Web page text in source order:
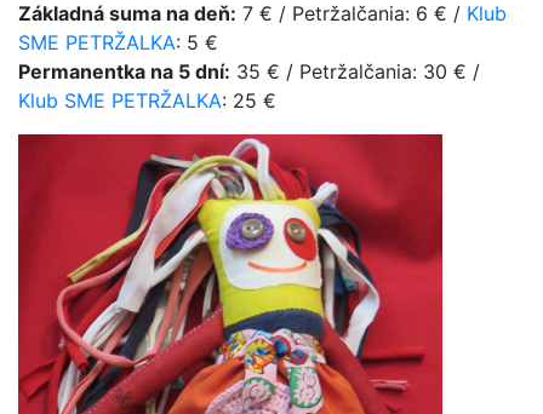
Základná suma na deň: 7 € / Petržalčania: 6 € / Klub
SME PETRŽALKA: 5 €
Permanentka na 5 dní: 35 € / Petržalčania: 30 € /
Klub SME PETRŽALKA: 25 €